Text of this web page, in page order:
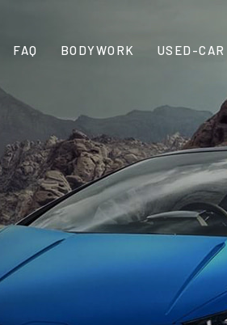
FAQ BODYWORK USED-CAR